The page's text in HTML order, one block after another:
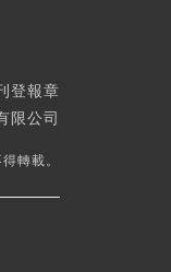
登報章
限公司
轉載。